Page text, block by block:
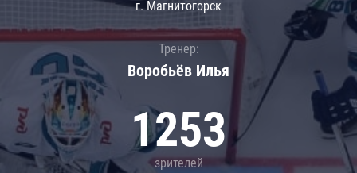
г. Магнитогорск
Тренер:
Воробьёв Илья
1253
зрителей